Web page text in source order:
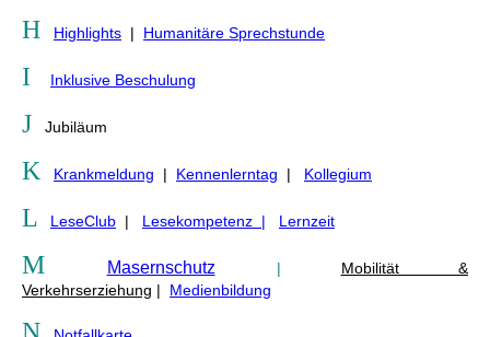
H Highlights | Humanitäre Sprechstunde
I Inklusive Beschulung
J Jubiläum
K Krankmeldung | Kennenlerntag | Kollegium
L LeseClub | Lesekompetenz | Lernzeit
M Masernschutz |
Mobilität &
Verkehrserziehung | Medienbildung